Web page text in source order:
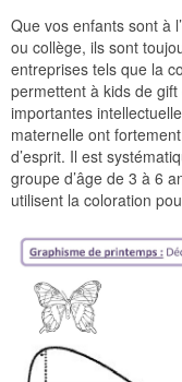
Que vos enfants sont à
ou collège, ils sont
entreprises tels que la
permettent à kids de
importantes
maternelle ont
d’esprit. Il est
groupe d’âge de 3 à 6
utilisent la coloration